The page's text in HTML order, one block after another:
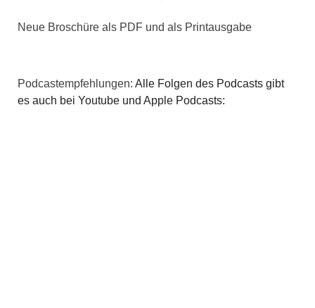
i
a
Neue Broschüre als PDF und als Printausgabe
Podcastempfehlungen: Alle Folgen des Podcasts gibt
es auch bei Youtube und Apple Podcasts: